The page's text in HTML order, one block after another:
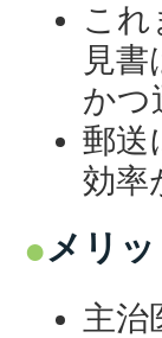
これ
見
かつ
郵送
効率
メリッ
主治